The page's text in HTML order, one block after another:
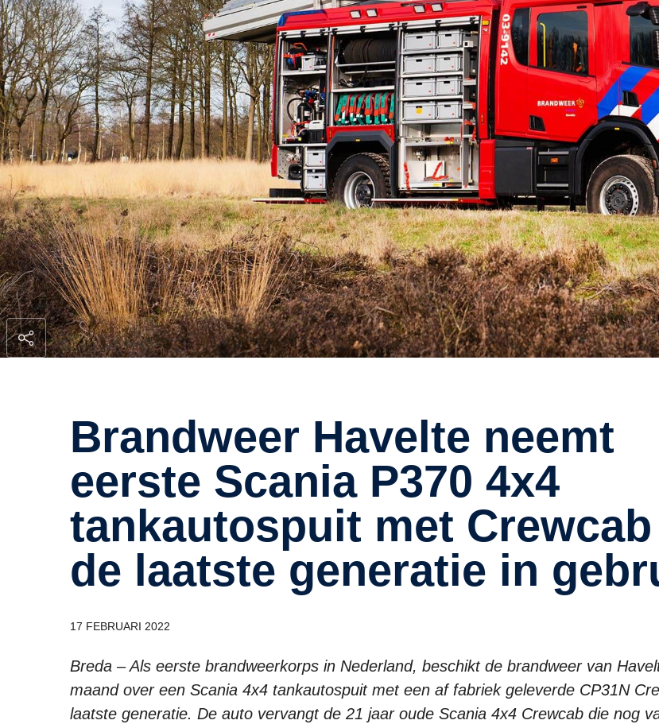
Brandweer Havelte neemt
eerste Scania P370 4x4
tankautospuit met
de laatste generatie in
17 FEBRUARI 2022
Breda – Als eerste brandweerkorps in Nederland, beschikt de brandweer van
maand over een Scania 4x4 tankautospuit met een af fabriek geleverde CP31N
laatste generatie. De auto vervangt de 21 jaar oude Scania 4x4 Crewcab die nog